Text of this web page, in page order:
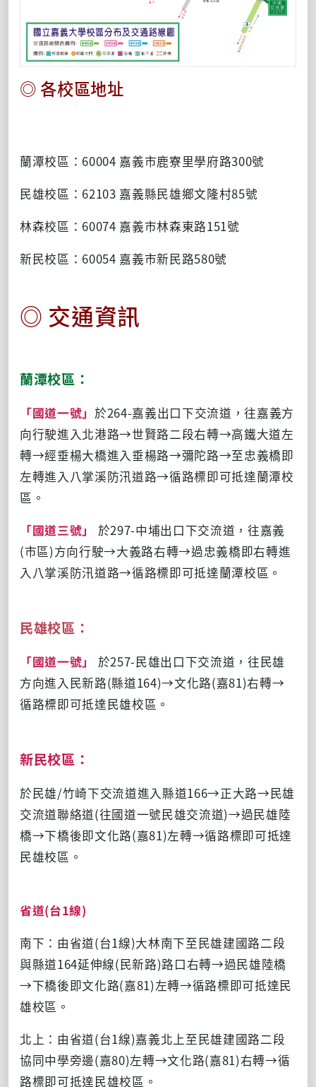
◎ 各校區地址
蘭潭校區：60004 嘉義市鹿寮里學府路300號
民雄校區：62103 嘉義縣民雄鄉文隆村85號
林森校區：60074 嘉義市林森東路151號
新民校區：60054 嘉義市新民路580號
◎ 交通資訊
蘭潭校區：
「國道一號」 於264-嘉義出口下交流道，往嘉義方
向行駛進入北港路→世賢路二段右轉→高鐵大道左
轉→經垂楊大橋進入垂楊路→彌陀路→至忠義橋即
左轉進入八掌溪防汛道路→循路標即可抵達蘭潭校
區。
「國道三號」
於297-中埔出口下交流道，往嘉義
(市區)方向行駛→大義路右轉→過忠義橋即右轉進
入八掌溪防汛道路→循路標即可抵達蘭潭校區。
民雄校區：
「國道一號」
於257-民雄出口下交流道，往民雄
方向進入民新路(縣道164)→文化路(嘉81)右轉→
循路標即可抵達民雄校區。
新民校區：
於民雄/竹崎下交流道進入縣道166→正大路→民雄
交流道聯絡道(往國道一號民雄交流道)→過民雄陸
橋→下橋後即文化路(嘉81)左轉→循路標即可抵達
民雄校區。
省道(台1線)
南下：由省道(台1線)大林南下至民雄建國路二段
與縣道164延伸線(民新路)路口右轉→過民雄陸橋
→下橋後即文化路(嘉81)左轉→循路標即可抵達民
雄校區。
北上：由省道(台1線)嘉義北上至民雄建國路二段
協同中學旁邊(嘉80)左轉→文化路(嘉81)右轉→循
路標即可抵達民雄校區。